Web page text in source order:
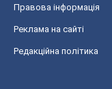
Правова інформація
Реклама на сайті
Редакційна політика